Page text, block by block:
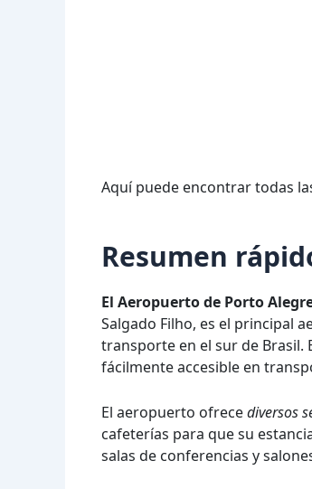
Aquí puede encontrar todas
Resumen
El Aeropuerto de Porto
Salgado Filho, es el principal
transporte en el sur de Brasil.
fácilmente accesible en
El aeropuerto ofrecediversos
cafeterías para que su
salas de conferencias y